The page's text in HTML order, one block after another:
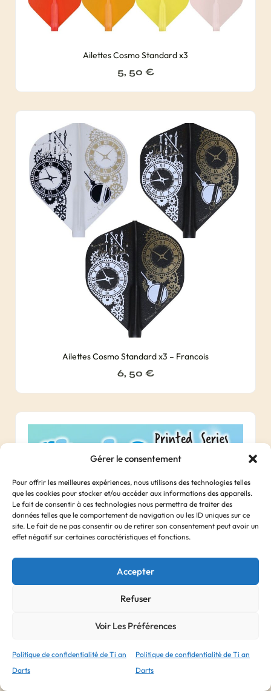
Gérer le consentement
Pour offrir les meilleures expériences, nous utilisons des technologies telles
que les cookies pour stocker et/ou accéder aux informations des appareils.
Le fait de consentir à ces technologies nous permettra de traiter des
données telles que le comportement de navigation ou les ID uniques sur ce
site. Le fait de ne pas consentir ou de retirer son consentement peut avoir un
effet négatif sur certaines caractéristiques et fonctions.
Accepter
Refuser
Voir Les Préférences
Politique de confidentialité de Ti an
Darts
Politique de confidentialité de Ti an
Darts
Ailettes Cosmo Standard x3
5, 50 €
Ailettes Cosmo Standard x3 – Francois
6, 50 €
Ailettes Cosmo Standard x3 – Sharkdreams
6, 50€